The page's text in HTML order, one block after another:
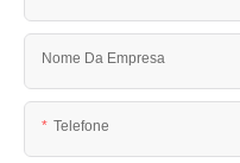
Nome Da Empresa
Telefone